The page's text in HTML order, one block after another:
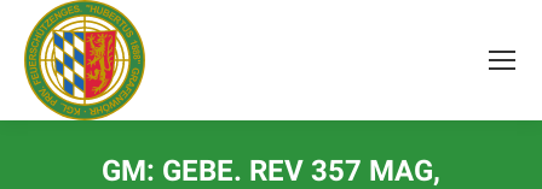
springen
GM: GEBE. REV 357 MAG,